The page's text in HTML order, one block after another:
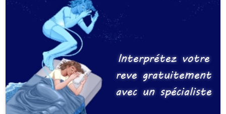
Interprétez votre
reve gratuitement
avec un spécialiste